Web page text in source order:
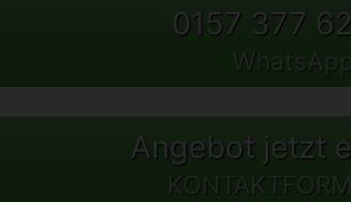
0157 377
WhatsApp
Angebot jetzt